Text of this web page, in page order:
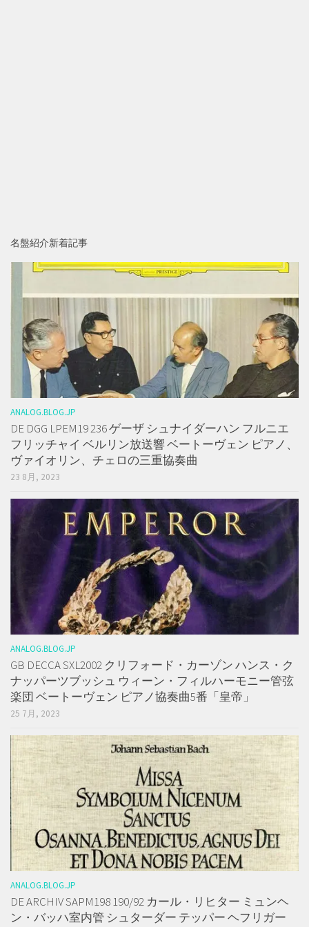
名盤紹介新着記事
ANALOG.BLOG.JP
DE DGG LPEM19 236 ゲーザ シュナイダーハン フルニエ
フリッチャイ ベルリン放送響 ベートーヴェン ピアノ、
ヴァイオリン、チェロの三重協奏曲
23 8月, 2023
ANALOG.BLOG.JP
GB DECCA SXL2002 クリフォード・カーゾン ハンス・ク
ナッパーツブッシュ ウィーン・フィルハーモニー管弦
楽団 ベートーヴェン ピアノ協奏曲5番「皇帝」
25 7月, 2023
ANALOG.BLOG.JP
DE ARCHIV SAPM198 190/92 カール・リヒター ミュンヘ
ン・バッハ室内管 シュターダー テッパー ヘフリガー